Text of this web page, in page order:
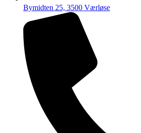
Bymidten 25, 3500 Værløse